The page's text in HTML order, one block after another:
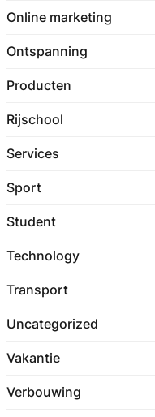
Online marketing
Ontspanning
Producten
Rijschool
Services
Sport
Student
Technology
Transport
Uncategorized
Vakantie
Verbouwing